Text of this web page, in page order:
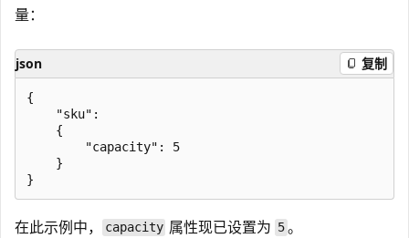
量：
json 复制
{
    "sku":
    {
        "capacity": 5
    }
在此示例中， capacity 属性现已设置为 5。